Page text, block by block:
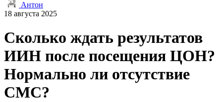
Антон
18 августа 2025
Сколько ждать результатов
ИИН после посещения ЦОН?
Нормально ли отсутствие
СМС?